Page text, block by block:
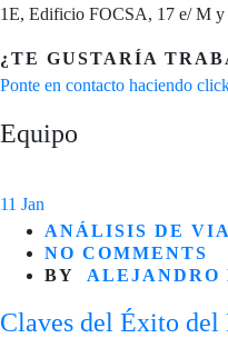
1E, Edificio FOCSA, 17 e/ M y
¿TE GUSTARÍA
Ponte en contacto haciendo
Equipo
11 Jan
ANÁLISIS DE
NO COMMENTS
BY
ALEJANDRO
Claves del Éxito del